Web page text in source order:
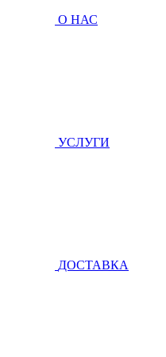
О НАС
УСЛУГИ
ДОСТАВКА